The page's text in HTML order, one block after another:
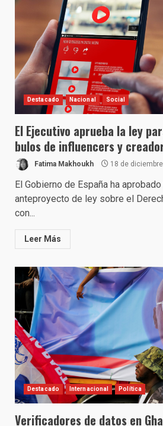
Destacado Nacional Social
El Ejecutivo aprueba la ley
bulos de influencers y
Fatima Makhoukh 18 de
El Gobierno de España ha
anteproyecto de ley sobre el
con...
Leer Más
Destacado Internacional Política
Verificadores de datos en